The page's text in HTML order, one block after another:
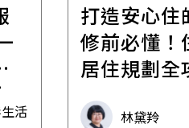
活
打造安心住
修前必懂！
居住規劃全
林黛羚